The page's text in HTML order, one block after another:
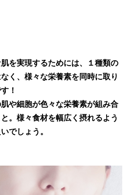
を実現するためには、１種類の
く、様々な栄養素を同時に取り
！
や細胞が色々な栄養素が組み合
。様々食材を幅広く摂れるよう
でしょう。